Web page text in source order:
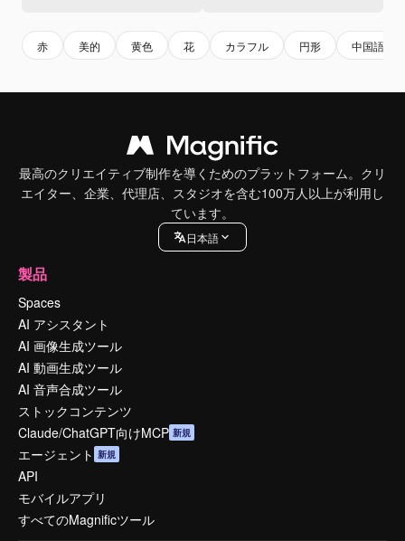
赤 美的 黄色 花 カラフル 円形 中国語
最高のクリエイティブ制作を導くためのプラットフォーム。クリ
エイター、企業、代理店、スタジオを含む100万人以上が利用し
ています。
日本語
製品
Spaces
AI アシスタント
AI 画像生成ツール
AI 動画生成ツール
AI 音声合成ツール
ストックコンテンツ
Claude/ChatGPT向けMCP 新規
エージェント 新規
API
モバイルアプリ
すべてのMagnificツール